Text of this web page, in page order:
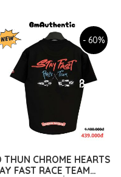
- 60%
THUN CHROME HEARTS
FAST RACE TEAM